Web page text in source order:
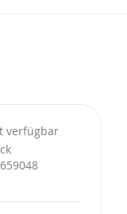
verfügbar